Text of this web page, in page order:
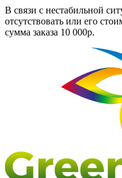
В связи с нестабильной
отсутствовать или его
сумма заказа 10 000р.